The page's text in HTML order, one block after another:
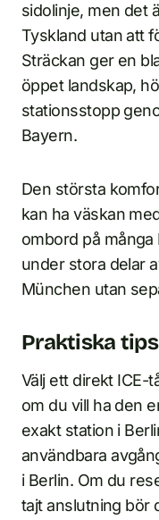
sidolinje, men det
Tyskland utan att
Sträckan ger en
öppet landskap,
stationsstopp
Bayern.
Den största
kan ha väskan
ombord på många
under stora delar
München utan
Praktiska
Välj ett direkt ICE-
om du vill ha den
exakt station i
användbara
i Berlin. Om du
tajt anslutning bör